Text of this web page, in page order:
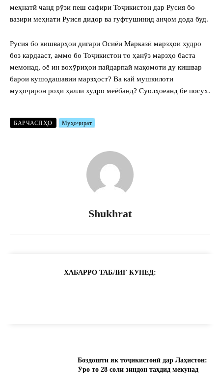
меҳнатӣ чанд рӯзи пеш сафири Тоҷикистон дар Русия бо
вазири меҳнати Руися дидор ва гуфтушинид анҷом дода буд.
Русия бо кишварҳои дигари Осиёи Марказӣ марзҳои худро
боз кардааст, аммо бо Тоҷикистон то ҳанӯз марзҳо баста
мемонад, оё ин вохӯриҳои пайдарпай мақомоти ду кишвар
барои кушодашавии марзҳост? Ва кай мушкилоти
муҳоҷирон роҳи ҳалли худро меёбанд? Суолҳоеанд бе посух.
БАРЧАСПҲО Муҳоҷират
Shukhrat
ХАБАРРО ТАБЛИҒ КУНЕД:
Боздошти як тоҷикистонӣ дар Лаҳистон:
Ӯро то 28 соли зиндон таҳдид мекунад